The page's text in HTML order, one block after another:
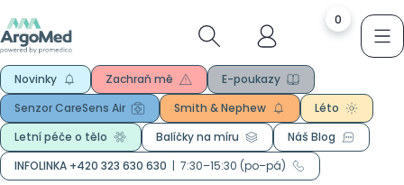
0
Novinky Zachraň mě
E-poukazy
Senzor CareSens Air
Smith & Nephew
Léto
Letní péče o tělo
Balíčky na míru
Náš Blog
INFOLINKA +420 323 630 630 | 7:30–15:30 (po–pá)